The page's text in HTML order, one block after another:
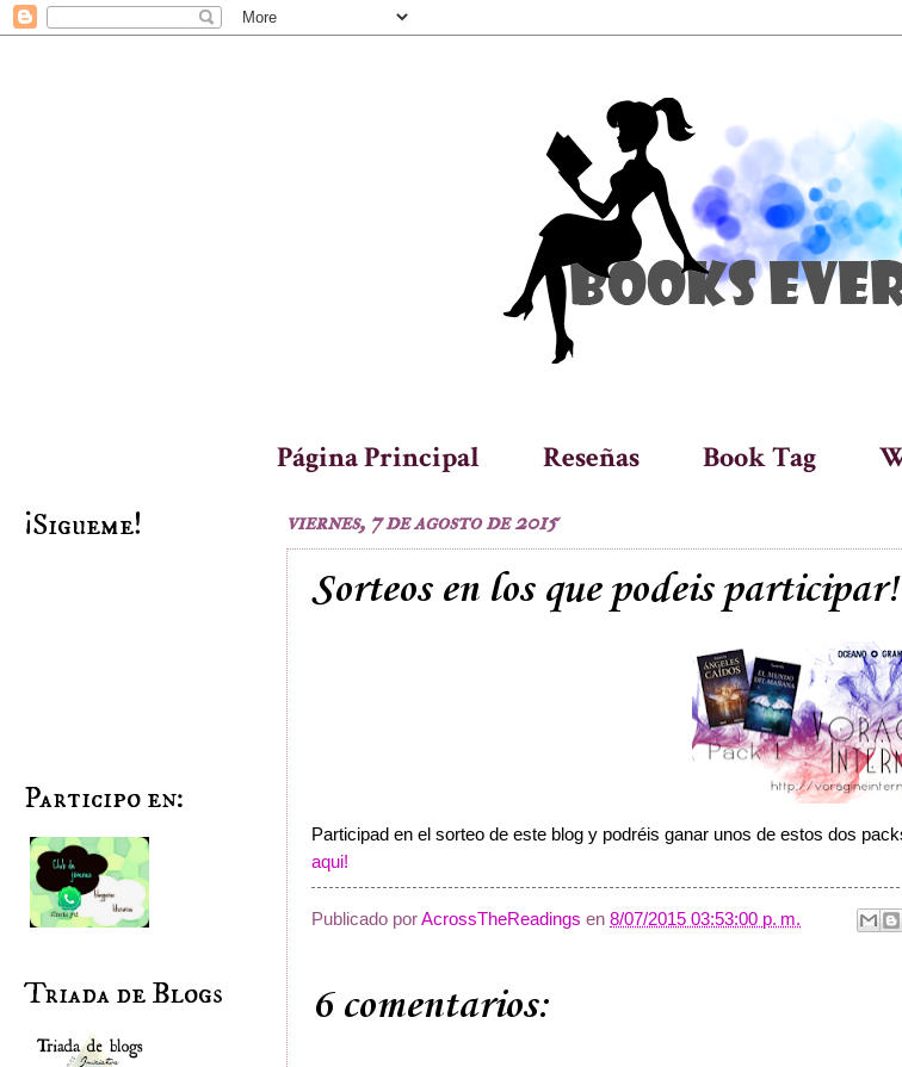
Página Principal Reseñas Book Tag
viernes, 7 de agosto de 2015
Sorteos en los que podeis participar!
Participad en el sorteo de este blog y podréis ganar unos de estos dos
aqui!
Publicado porAcrossTheReadings en 8/07/2015 03:53:00 p. m.
6 comentarios:
¡Sigueme!
Participo en:
Triada de Blogs